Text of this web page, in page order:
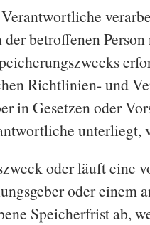
der betroffenen
Richtlinien- und
in Gesetzen oder
unterliegt,
oder läuft eine
oder einem
Speicherfrist ab,